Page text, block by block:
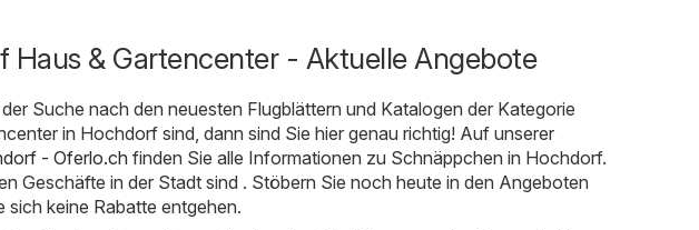
Haus & Gartencenter - Aktuelle Angebote
Suche nach den neuesten Flugblättern und Katalogen der Kategorie
in Hochdorf sind, dann sind Sie hier genau richtig! Auf unserer
- Oferlo.chfinden Sie alle Informationen zu Schnäppchen in Hochdorf.
Geschäfte in der Stadt sind . Stöbern Sie noch heute in den Angeboten
sich keine Rabatte entgehen.